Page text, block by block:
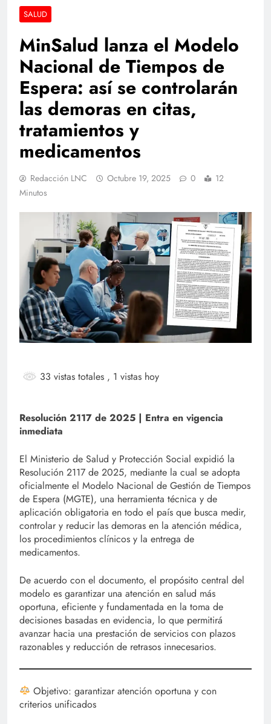
SALUD
MinSalud lanza el Modelo
Nacional de Tiempos de
Espera: así se controlarán
las demoras en citas,
tratamientos y
medicamentos
Redacción LNC Octubre 19, 2025 0
12
Minutos
33 vistas totales , 1 vistas hoy
Resolución 2117 de 2025 | Entra en vigencia
inmediata
El Ministerio de Salud y Protección Social expidió la
Resolución 2117 de 2025, mediante la cual se adopta
oficialmente el Modelo Nacional de Gestión de Tiempos
de Espera (MGTE), una herramienta técnica y de
aplicación obligatoria en todo el país que busca medir,
controlar y reducir las demoras en la atención médica,
los procedimientos clínicos y la entrega de
medicamentos.
De acuerdo con el documento, el propósito central del
modelo es garantizar una atención en salud más
oportuna, eficiente y fundamentada en la toma de
decisiones basadas en evidencia, lo que permitirá
avanzar hacia una prestación de servicios con plazos
razonables y reducción de retrasos innecesarios.
Objetivo: garantizar atención oportuna y con
criterios unificados